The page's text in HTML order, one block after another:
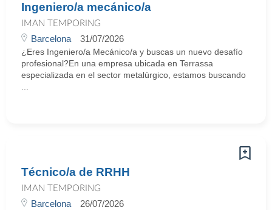
Ingeniero/a mecánico/a
IMAN TEMPORING
Barcelona 31/07/2026
¿Eres Ingeniero/a Mecánico/a y buscas un nuevo desafío
profesional?En una empresa ubicada en Terrassa
especializada en el sector metalúrgico, estamos buscando
Técnico/a de RRHH
IMAN TEMPORING
Barcelona 26/07/2026